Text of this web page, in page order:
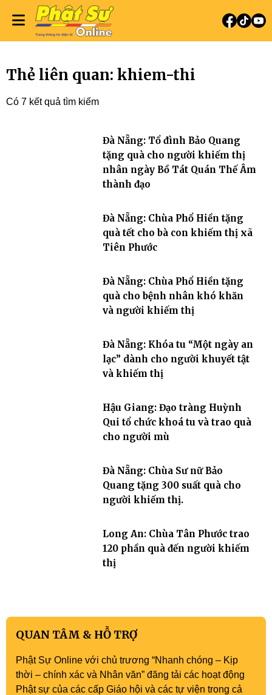
Thẻ liên quan: khiem-thi
Có 7 kết quả tìm kiếm
Đà Nẵng: Tổ đình Bảo Quang
tặng quà cho người khiếm thị
nhân ngày Bồ Tát Quán Thế Âm
thành đạo
Đà Nẵng: Chùa Phổ Hiền tặng
quà tết cho bà con khiếm thị xã
Tiên Phước
Đà Nẵng: Chùa Phổ Hiền tặng
quà cho bệnh nhân khó khăn
và người khiếm thị
Đà Nẵng: Khóa tu “Một ngày an
lạc” dành cho người khuyết tật
và khiếm thị
Hậu Giang: Đạo tràng Huỳnh
Qui tổ chức khoá tu và trao quà
cho người mù
Đà Nẵng: Chùa Sư nữ Bảo
Quang tặng 300 suất quà cho
người khiếm thị.
Long An: Chùa Tân Phước trao
120 phần quà đến người khiếm
thị
QUAN TÂM & HỖ TRỢ
Phật Sự Online với chủ trương “Nhanh chóng – Kịp
thời – chính xác và Nhân văn” đăng tải các hoạt động
Phật sự của các cấp Giáo hội và các tự viện trong cả